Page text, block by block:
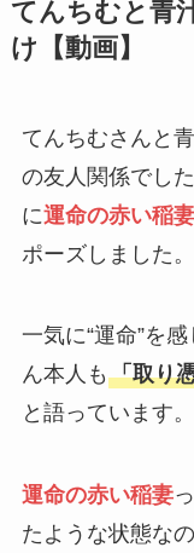
てんちむと青
け【動画】
てんちむさんと
の友人関係でし
に運命の赤い稲妻
ポーズしました。
一気に“運命”を
ん本人も 「取り
と語っています。
運命の赤い稲妻
たような状態な